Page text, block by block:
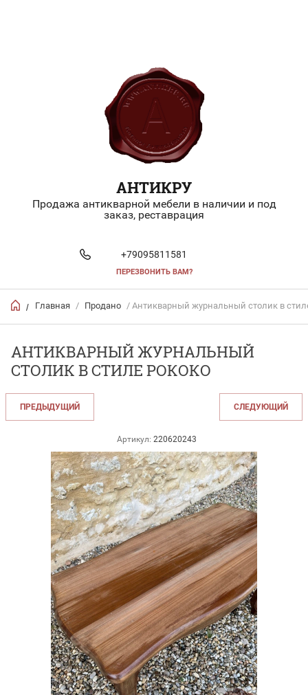
АНТИКРУ
Продажа антикварной мебели в наличии и под
заказ, реставрация
+79095811581
ПЕРЕЗВОНИТЬ ВАМ?
/ Главная / Продано / Антикварный журнальный столик в
АНТИКВАРНЫЙ ЖУРНАЛЬНЫЙ
СТОЛИК В СТИЛЕ РОКОКО
ПРЕДЫДУЩИЙ СЛЕДУЮЩИЙ
Артикул: 220620243